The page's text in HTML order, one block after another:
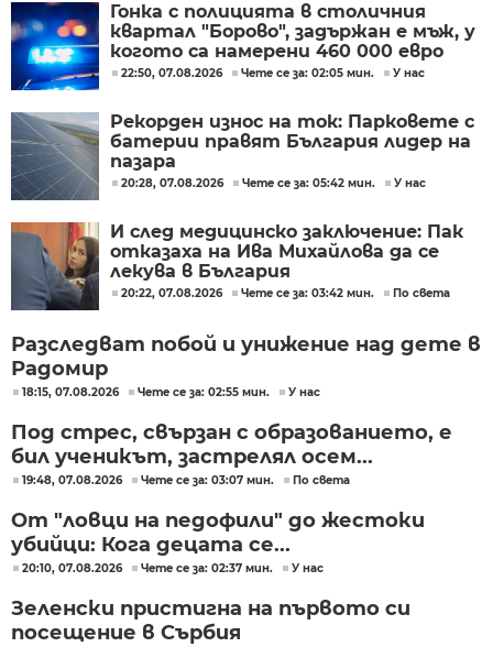
Гонка с полицията в столичния
квартал "Борово", задържан е мъж, у
когото са намерени 460 000 евро
22:50, 07.08.2026 Чете се за: 02:05 мин. У нас
Рекорден износ на ток: Парковете с
батерии правят България лидер на
пазара
20:28, 07.08.2026 Чете се за: 05:42 мин. У нас
И след медицинско заключение: Пак
отказаха на Ива Михайлова да се
лекува в България
20:22, 07.08.2026 Чете се за: 03:42 мин. По света
Разследват побой и унижение над дете в
Радомир
18:15, 07.08.2026 Чете се за: 02:55 мин. У нас
Под стрес, свързан с образованието, е
бил ученикът, застрелял осем...
19:48, 07.08.2026 Чете се за: 03:07 мин. По света
От "ловци на педофили" до жестоки
убийци: Кога децата се...
20:10, 07.08.2026 Чете се за: 02:37 мин. У нас
Зеленски пристигна на първото си
посещение в Сърбия